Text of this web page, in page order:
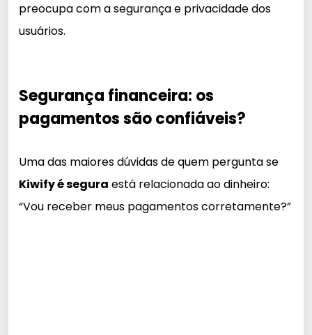
preocupa com a segurança e privacidade dos
usuários.
Segurança financeira: os
pagamentos são confiáveis?
Uma das maiores dúvidas de quem pergunta se
Kiwify é segura está relacionada ao dinheiro:
“Vou receber meus pagamentos corretamente?”